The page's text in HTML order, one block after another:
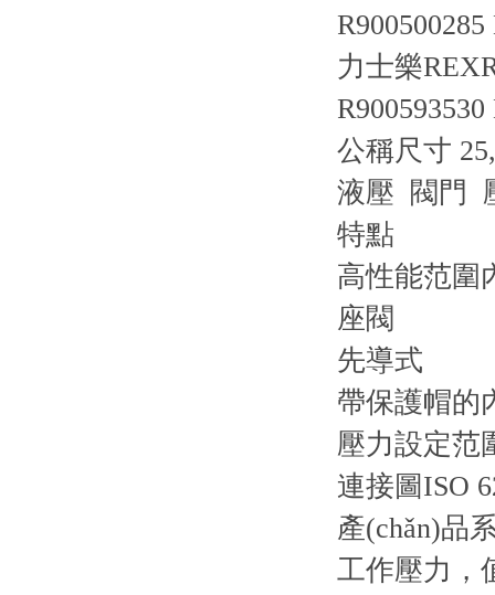
力士樂
公稱尺寸
液壓 閥門
特點
高性能范圍
座閥
先導式
帶保護帽的
壓力設定范
連接圖ISO
產(chǎn)品
工作壓力，